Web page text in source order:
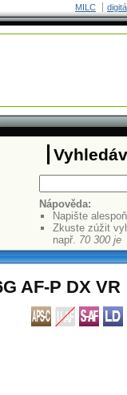
MILC
Nápověda:
Napište
Zkuste zúžit
např. 70 300 je
AF-P DX VR